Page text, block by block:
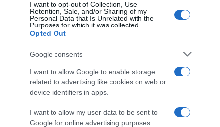
I want to opt-out of Collection, Use,
Retention, Sale, and/or Sharing of my
Personal Data that Is Unrelated with the
Purposes for which it was collected.
Opted Out
Google consents
I want to allow Google to enable storage
related to advertising like cookies on web or
device identifiers in apps.
I want to allow my user data to be sent to
Google for online advertising purposes.